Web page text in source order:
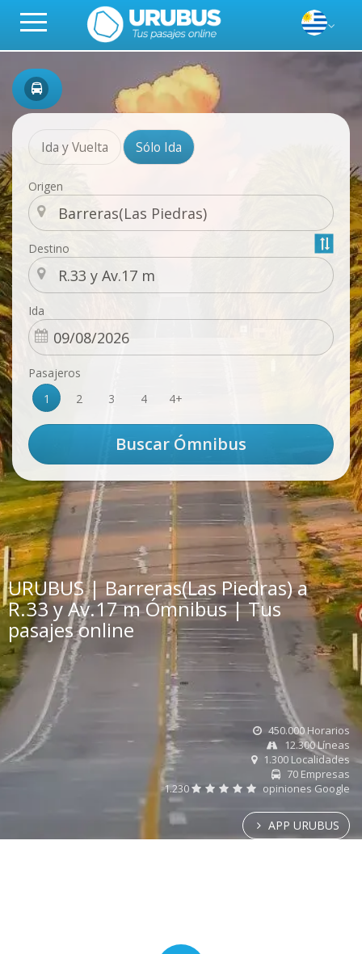
Ida y Vuelta Sólo Ida
Origen
Destino
Ida
Pasajeros
1
2 3 4 4+
URUBUS | Barreras(Las Piedras) a
R.33 y Av.17 m Ómnibus | Tus
pasajes online
450.000 Horarios
12.300 Líneas
1.300 Localidades
70 Empresas
1.230
opiniones Google
APP URUBUS